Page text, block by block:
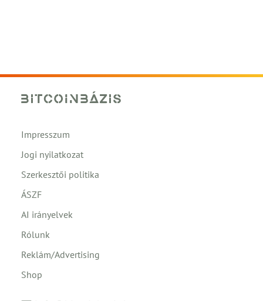
Impresszum
Jogi nyilatkozat
Szerkesztői politika
ÁSZF
AI irányelvek
Rólunk
Reklám/Advertising
Shop